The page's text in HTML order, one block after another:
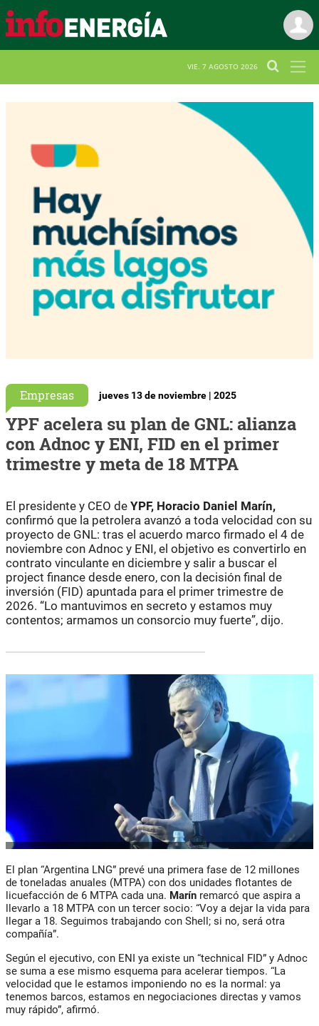
VIE. 7 AGOSTO 2026
Empresas jueves 13 de noviembre | 2025
YPF acelera su plan de GNL: alianza
con Adnoc y ENI, FID en el primer
trimestre y meta de 18 MTPA
El presidente y CEO de YPF, Horacio Daniel Marín,
confirmó que la petrolera avanzó a toda velocidad con su
proyecto de GNL: tras el acuerdo marco firmado el 4 de
noviembre con Adnoc y ENI, el objetivo es convertirlo en
contrato vinculante en diciembre y salir a buscar el
project finance desde enero, con la decisión final de
inversión (FID) apuntada para el primer trimestre de
2026. “Lo mantuvimos en secreto y estamos muy
contentos; armamos un consorcio muy fuerte”, dijo.
El plan “Argentina LNG” prevé una primera fase de 12 millones
de toneladas anuales (MTPA) con dos unidades flotantes de
licuefacción de 6 MTPA cada una. Marín remarcó que aspira a
llevarlo a 18 MTPA con un tercer socio: “Voy a dejar la vida para
llegar a 18. Seguimos trabajando con Shell; si no, será otra
compañía”.
Según el ejecutivo, con ENI ya existe un “technical FID” y Adnoc
se suma a ese mismo esquema para acelerar tiempos. “La
velocidad que le estamos imponiendo no es la normal: ya
tenemos barcos, estamos en negociaciones directas y vamos
muy rápido”, afirmó.